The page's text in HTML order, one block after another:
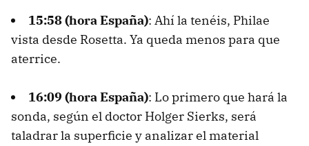
15:58 (hora España): Ahí la tenéis, Philae
vista desde Rosetta. Ya queda menos para que
aterrice.
16:09 (hora España): Lo primero que hará la
sonda, según el doctor Holger Sierks, será
taladrar la superficie y analizar el material